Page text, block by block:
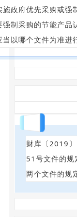
施政府优先采购或强
强制采购的节能产品
当以哪个文件为准进
财库〔2019
51号文件的规
两个文件的规